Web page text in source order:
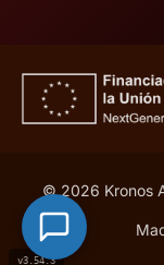
v3.54.3
© 2026 Kronos